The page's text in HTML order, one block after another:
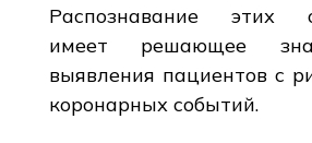
Распознавание этих
имеет решающее
выявления пациентов с
коронарных событий.